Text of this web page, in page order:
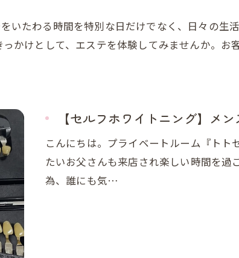
いたわる時間を特別な日だけでなく、日々の生
かけとして、エステを体験してみませんか。
【セルフホワイトニング】メ
こんにちは。プライベートルーム『ト
たいお父さんも来店され楽しい時間を過
為、誰にも気…